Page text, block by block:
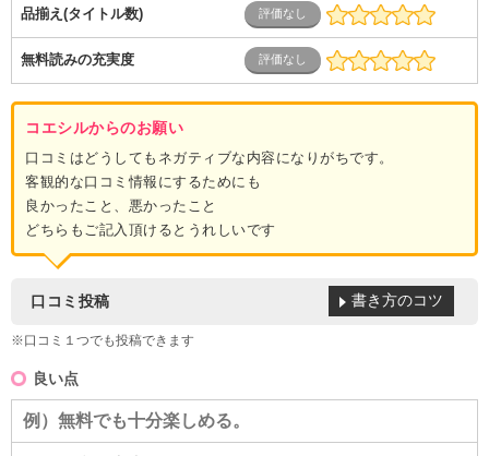
品揃え(タイトル数)
無料読みの充実度
コエシルからのお願い
口コミはどうしてもネガティブな内容になりがちです。
客観的な口コミ情報にするためにも
良かったこと、悪かったこと
どちらもご記入頂けるとうれしいです
口コミ投稿
※口コミ１つでも投稿できます
書き方のコツ
良い点